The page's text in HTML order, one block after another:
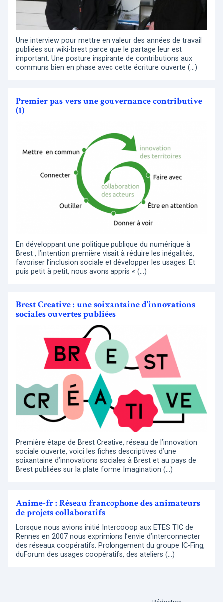
Une interview pour mettre en valeur des années de travail
publiées sur wiki-brest parce que le partage leur est
important. Une posture inspirante de contributions aux
communs bien en phase avec cette écriture ouverte (…)
Premier pas vers une gouvernance contributive
(1)
En développant une politique publique du numérique à
Brest , l’intention première visait à réduire les inégalités,
favoriser l’inclusion sociale et développer les usages. Et
puis petit à petit, nous avons appris « (…)
Brest Creative : une soixantaine d’innovations
sociales ouvertes publiées
Première étape de Brest Creative, réseau de l’innovation
sociale ouverte, voici les fiches descriptives d’une
soixantaine d’innovations sociales à Brest et au pays de
Brest publiées sur la plate forme Imagination (…)
Anime-fr : Réseau francophone des animateurs
de projets collaboratifs
Lorsque nous avions initié Intercooop aux ETES TIC de
Rennes en 2007 nous exprimions l’envie d’interconnecter
des réseaux coopératifs. Prolongement du groupe IC-Fing,
duForum des usages coopératifs, des ateliers (…)